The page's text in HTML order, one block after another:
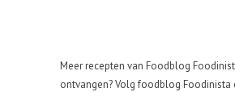
Meer recepten van Foodblog
ontvangen? Volg foodblog Foodinista